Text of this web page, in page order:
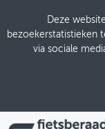
Deze
bezoekerstatistieken
via sociale